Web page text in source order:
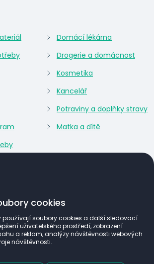
cookies
používají soubory cookies a další sledovací
uživatelského prostředí, zobrazení
a reklam, analýzy návštěvnosti webových
návštěvnosti.
Domácí lékárna
Drogerie a domácnost
Kosmetika
Kancelář
Potraviny a doplňky stravy
Matka a dítě